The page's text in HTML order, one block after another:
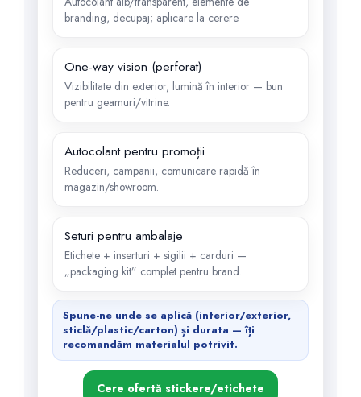
branding, decupaj; aplicare la cerere.
One-way vision (perforat)
Vizibilitate din exterior, lumină în interior — bun
pentru geamuri/vitrine.
Autocolant pentru promoții
Reduceri, campanii, comunicare rapidă în
magazin/showroom.
Seturi pentru ambalaje
Etichete + inserturi + sigilii + carduri —
„packaging kit” complet pentru brand.
Spune-ne unde se aplică (interior/exterior,
sticlă/plastic/carton) și durata — îți
recomandăm materialul potrivit.
Cere ofertă stickere/etichete